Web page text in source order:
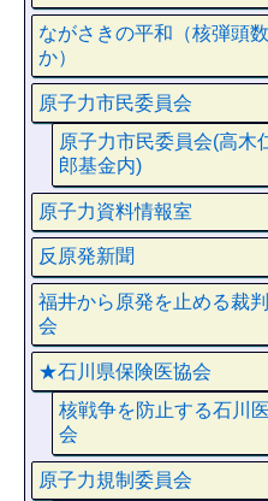
ながさきの平和（核弾頭
か）
原子力市民委員会
原子力市民委員会(高木
郎基金内)
原子力資料情報室
反原発新聞
福井から原発を止める裁
会
★石川県保険医協会
核戦争を防止する石川
会
原子力規制委員会